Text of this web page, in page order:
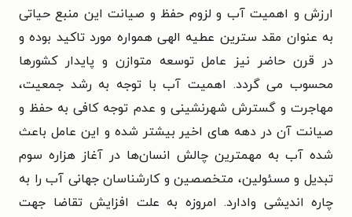
ارزش و اهمیت آب و لزوم حفظ و صیانت این منبع حیاتی
به عنوان مقد سترین عطیه الهی همواره مورد تاکید بوده و
در قرن حاضر نیز عامل توسعه متوازن و پایدار کشورها
محسوب می گردد. اهمیت آب با توجه به رشد جمعیت،
مهاجرت و گسترش شهرنشینی و عدم توجه کافی به حفظ و
صیانت آن در دهه های اخیر بیشتر شده و این عامل باعث
شده آب به مهمترین چالش انسان‌ها در آغاز هزاره سوم
تبدیل و مسئولین، متخصصین و کارشناسان جهانی آب را به
چاره اندیشی وادارد. امروزه به علت افزایش تقاضا جهت